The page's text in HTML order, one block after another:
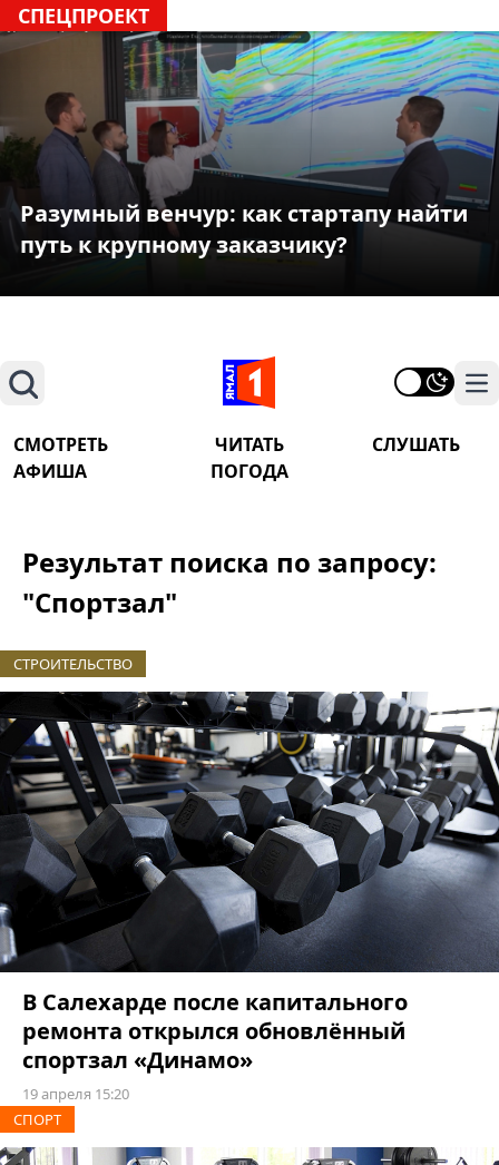
СПЕЦПРОЕКТ
Разумный венчур: как стартапу найти
путь к крупному заказчику?
Поиск
СМОТРЕТЬ ЧИТАТЬ
СЛУШАТЬ
АФИША
ПОГОДА
Результат поиска по запросу:
"Спортзал"
СТРОИТЕЛЬСТВО
В Салехарде после капитального
ремонта открылся обновлённый
спортзал «Динамо»
19 апреля 15:20
СПОРТ